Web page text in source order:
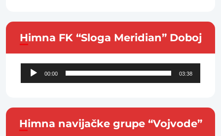
Himna FK “Sloga Meridian” Doboj
Audio
Player
00:00 03:38
Himna navijačke grupe “Vojvode”